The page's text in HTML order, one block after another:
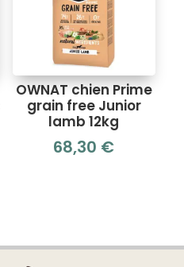
OWNAT chien Prime
grain free Junior
lamb 12kg
68,30 €